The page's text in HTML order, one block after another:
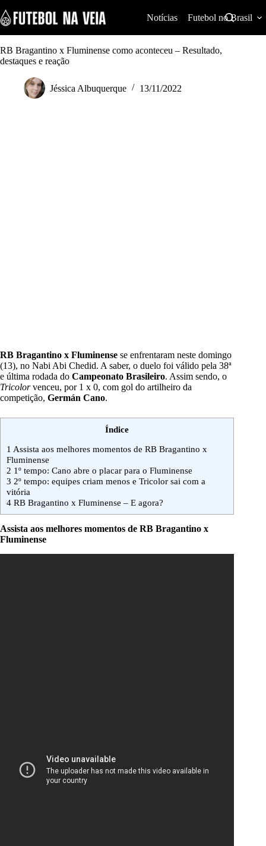
k
i
p
t
o
Notícias Futebol no Brasil
RB Bragantino x Fluminense como aconteceu – Resultado,
destaques e reação
Jéssica Albuquerque 13/11/2022
RB Bragantino x Fluminense se enfrentaram neste domingo
(13), no Nabi Abi Chedid. A saber, o duelo foi válido pela 38ª
e última rodada do Campeonato Brasileiro. Assim sendo, o
Tricolorvenceu, por 1 x 0, com gol do artilheiro da
competição, Germán Cano.
Índice
1 Assista aos melhores momentos de RB Bragantino x
Fluminense
2 1º tempo: Cano abre o placar para o Fluminense
3 2º tempo: equipes criam menos e Tricolor sai com a
vitória
4 RB Bragantino x Fluminense – E agora?
Assista aos melhores momentos de RB Bragantino x
Fluminense